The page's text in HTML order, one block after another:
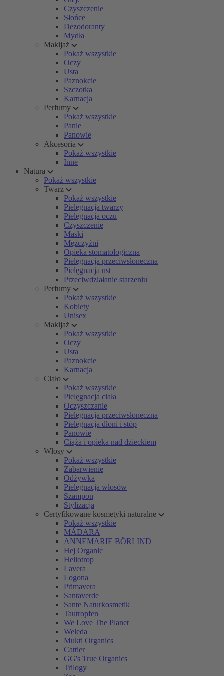
Czyszczenie
Słońce
Dezodoranty
Mydła
Makijaż
Pokaż wszystkie
Oczy
Usta
Paznokcie
Szczotka
Karnacja
Perfumy
Pokaż wszystkie
Panie
Panowie
Akcesoria
Pokaż wszystkie
Inne
Natura
Pokaż wszystkie
Twarz
Pokaż wszystkie
Pielęgnacja twarzy
Pielęgnacja oczu
Czyszczenie
Maski
Mężczyźni
Opieka stomatologiczna
Pielęgnacja przeciwsłoneczna
Pielęgnacja ust
Przeciwdziałanie starzeniu
Perfumy
Pokaż wszystkie
Kobiety
Unisex
Makijaż
Pokaż wszystkie
Oczy
Usta
Paznokcie
Karnacja
Ciało
Pokaż wszystkie
Pielęgnacja ciała
Oczyszczanie
Pielęgnacja przeciwsłoneczna
Pielęgnacja dłoni i stóp
Panowie
Ciąża i opieka nad dzieckiem
Włosy
Pokaż wszystkie
Zabarwienie
Odżywka
Pielęgnacja włosów
Szampon
Stylizacja
Certyfikowane kosmetyki naturalne
Pokaż wszystkie
MÁDARA
ANNEMARIE BÖRLIND
Hej Organic
Heliotrop
Lavera
Logona
Primavera
Santaverde
Sante Naturkosmetik
Tautropfen
We Love The Planet
Weleda
Mukti Organics
Cattier
GG's True Organics
Trilogy